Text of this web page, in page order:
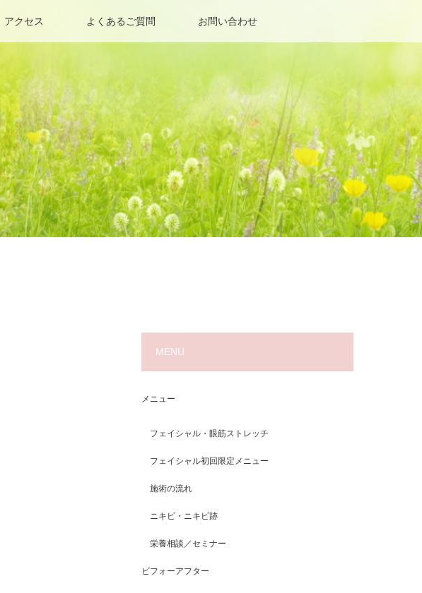
アクセス よくあるご質問 お問い合わせ
MENU
メニュー
フェイシャル・眼筋ストレッチ
フェイシャル初回限定メニュー
施術の流れ
ニキビ・ニキビ跡
栄養相談／セミナー
ビフォーアフター